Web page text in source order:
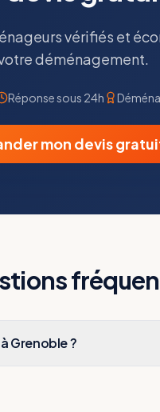
vérifiés et
déménagement.
Réponse sous 24h
mon devis
Grenoble ?